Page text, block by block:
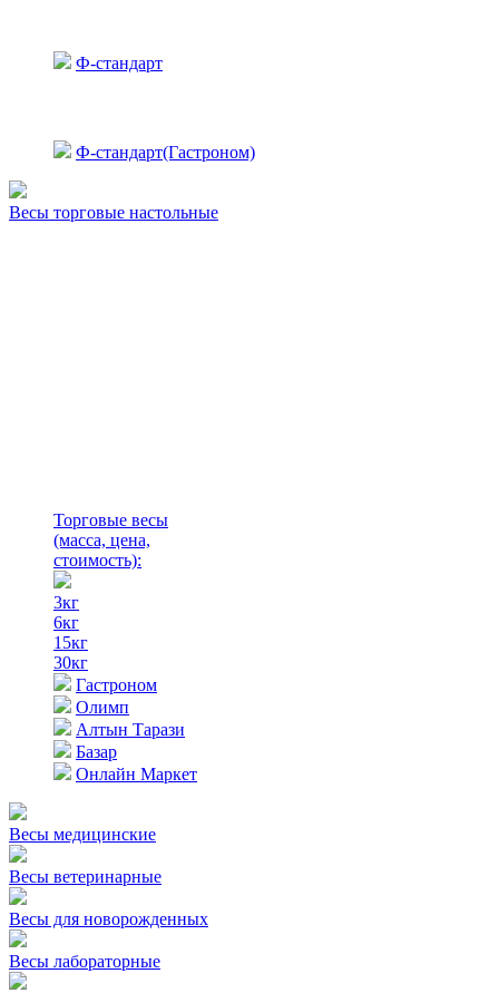
Ф-стандарт
Ф-стандарт(Гастроном)
Весы торговые настольные
Торговые весы
(масса, цена,
стоимость):
3кг
6кг
15кг
30кг
Гастроном
Олимп
Алтын Тарази
Базар
Онлайн Маркет
Весы медицинские
Весы ветеринарные
Весы для новорожденных
Весы лабораторные